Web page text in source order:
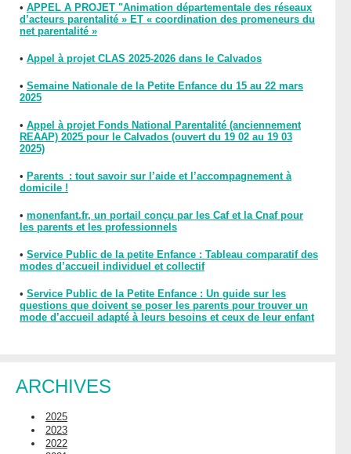
• APPEL A PROJET "Animation départementale des réseaux
d’acteurs parentalité » ET « coordination des promeneurs du
net parentalité »
• Appel à projet CLAS 2025-2026 dans le Calvados
• Semaine Nationale de la Petite Enfance du 15 au 22 mars
2025
• Appel à projet Fonds National Parentalité (anciennement
REAAP) 2025 pour le Calvados (ouvert du 19 02 au 19 03
2025)
• Parents : tout savoir sur l’aide et l’accompagnement à
domicile !
• monenfant.fr, un portail conçu par les Caf et la Cnaf pour
les parents et les professionnels
• Service Public de la petite Enfance : Tableau comparatif des
modes d’accueil individuel et collectif
• Service Public de la Petite Enfance : Un guide sur les
questions que doivent se poser les parents pour trouver un
mode d’accueil adapté à leurs besoins et ceux de leur enfant
ARCHIVES
2025
2023
2022